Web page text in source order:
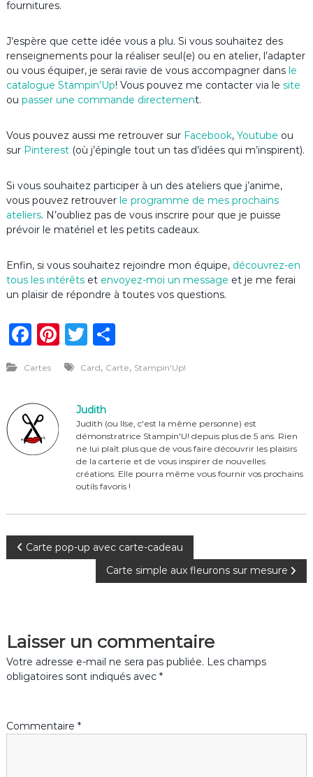
fournitures.
J’espère que cette idée vous a plu. Si vous souhaitez des
renseignements pour la réaliser seul(e) ou en atelier, l’adapter
ou vous équiper, je serai ravie de vous accompagner dans le
catalogue Stampin’Up! Vous pouvez me contacter via le site
ou passer une commande directement.
Vous pouvez aussi me retrouver sur Facebook, Youtube ou
sur Pinterest (où j’épingle tout un tas d’idées qui m’inspirent).
Si vous souhaitez participer à un des ateliers que j’anime,
vous pouvez retrouverle programme de mes prochains
ateliers. N’oubliez pas de vous inscrire pour que je puisse
prévoir le matériel et les petits cadeaux.
Enfin, si vous souhaitez rejoindre mon équipe, découvrez-en
tous les intérêtset envoyez-moi un message et je me ferai
un plaisir de répondre à toutes vos questions.
F
c
e
b
o
Pi
n
te
re
st
T
it
te
r
P
ta
er
Cartes Card, Carte, Stampin'Up!
Judith
Judith (ou Ilse, c'est la même personne) est
démonstratrice Stampin'U! depuis plus de 5 ans. Rien
ne lui plaît plus que de vous faire découvrir les plaisirs
de la carterie et de vous inspirer de nouvelles
créations. Elle pourra même vous fournir vos prochains
outils favoris !
N
i
g
t
Carte pop-up avec carte-cadeau
Carte simple aux fleurons sur mesure
Laisser un commentaire
Votre adresse e-mail ne sera pas publiée. Les champs
obligatoires sont indiqués avec *
Commentaire *